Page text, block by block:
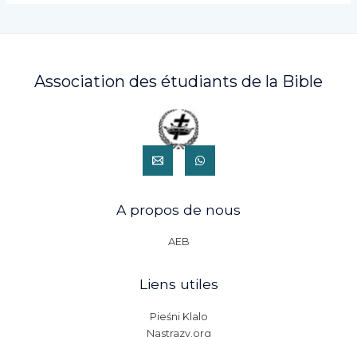
Association des étudiants de la Bible
A propos de nous
AEB
Liens utiles
Pieśni Klalo
Nastrazy.org